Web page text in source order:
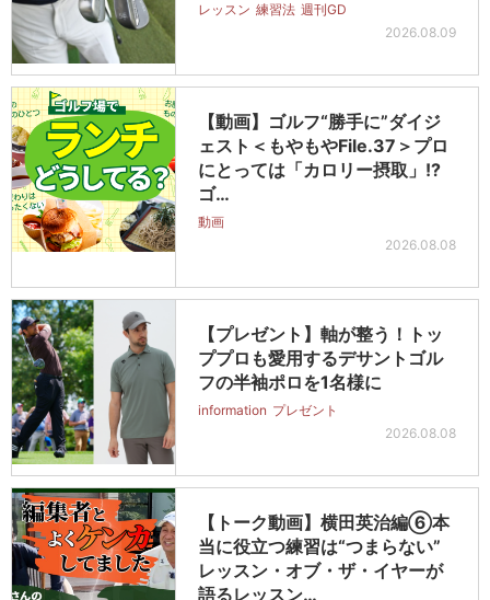
レッスン 練習法 週刊GD
2026.08.09
【動画】ゴルフ“勝手に”ダイジ
ェスト＜もやもやFile.37＞プロ
にとっては「カロリー摂取」!?
ゴ…
動画
2026.08.08
【プレゼント】軸が整う！トッ
ププロも愛用するデサントゴル
フの半袖ポロを1名様に
information プレゼント
2026.08.08
【トーク動画】横田英治編⑥本
当に役立つ練習は“つまらない”
レッスン・オブ・ザ・イヤーが
語るレッスン…